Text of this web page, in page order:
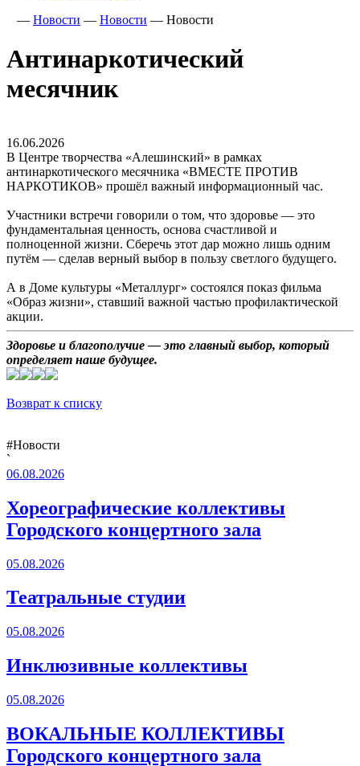
— Новости — Новости — Новости
Антинаркотический
месячник
16.06.2026
В Центре творчества «Алешинский» в рамках
антинаркотического месячника «ВМЕСТЕ ПРОТИВ
НАРКОТИКОВ» прошёл важный информационный час.
Участники встречи говорили о том, что здоровье — это
фундаментальная ценность, основа счастливой и
полноценной жизни. Сберечь этот дар можно лишь одним
путём — сделав верный выбор в пользу светлого будущего.
А в Доме культуры «Металлург» состоялся показ фильма
«Образ жизни», ставший важной частью профилактической
акции.
Здоровье и благополучие — это главный выбор, который
определяет наше будущее.
Возврат к списку
#Новости
`
06.08.2026
Хореографические коллективы
Городского концертного зала
05.08.2026
Театральные студии
05.08.2026
Инклюзивные коллективы
05.08.2026
ВОКАЛЬНЫЕ КОЛЛЕКТИВЫ
Городского концертного зала